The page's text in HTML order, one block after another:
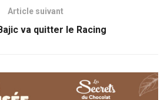
Article suivant
va quitter le Racing